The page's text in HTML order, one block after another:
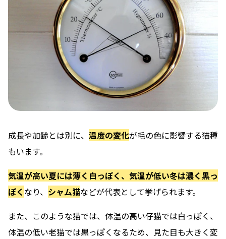
成長や加齢とは別に、 温度の変化が毛の色に影響する猫種
もいます。
気温が高い夏には薄く白っぽく、気温が低い冬は濃く黒っ
ぽく なり、 シャム猫などが代表として挙げられます。
また、このような猫では、体温の高い仔猫では白っぽく、
体温の低い老猫では黒っぽくなるため、見た目も大きく変